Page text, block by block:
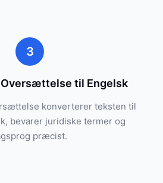
3
til Engelsk
konverterer teksten til
bevarer juridiske termer og
præcist.